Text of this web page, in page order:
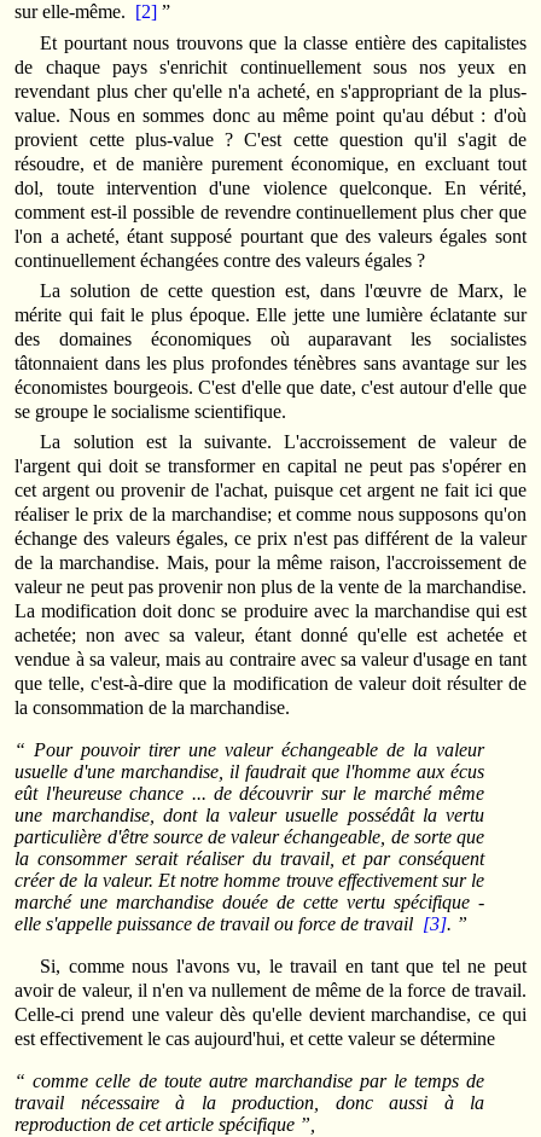
sur elle-même. [2] ”
Et pourtant nous trouvons que la classe entière des capitalistes
de chaque pays s'enrichit continuellement sous nos yeux en
revendant plus cher qu'elle n'a acheté, en s'appropriant de la plus-
value. Nous en sommes donc au même point qu'au début : d'où
provient cette plus-value ? C'est cette question qu'il s'agit de
résoudre, et de manière purement économique, en excluant tout
dol, toute intervention d'une violence quelconque. En vérité,
comment est-il possible de revendre continuellement plus cher que
l'on a acheté, étant supposé pourtant que des valeurs égales sont
continuellement échangées contre des valeurs égales ?
La solution de cette question est, dans l'œuvre de Marx, le
mérite qui fait le plus époque. Elle jette une lumière éclatante sur
des domaines économiques où auparavant les socialistes
tâtonnaient dans les plus profondes ténèbres sans avantage sur les
économistes bourgeois. C'est d'elle que date, c'est autour d'elle que
se groupe le socialisme scientifique.
La solution est la suivante. L'accroissement de valeur de
l'argent qui doit se transformer en capital ne peut pas s'opérer en
cet argent ou provenir de l'achat, puisque cet argent ne fait ici que
réaliser le prix de la marchandise; et comme nous supposons qu'on
échange des valeurs égales, ce prix n'est pas différent de la valeur
de la marchandise. Mais, pour la même raison, l'accroissement de
valeur ne peut pas provenir non plus de la vente de la marchandise.
La modification doit donc se produire avec la marchandise qui est
achetée; non avec sa valeur, étant donné qu'elle est achetée et
vendue à sa valeur, mais au contraire avec sa valeur d'usage en tant
que telle, c'est-à-dire que la modification de valeur doit résulter de
la consommation de la marchandise.
“ Pour pouvoir tirer une valeur échangeable de la valeur
usuelle d'une marchandise, il faudrait que l'homme aux écus
eût l'heureuse chance ... de découvrir sur le marché même
une marchandise, dont la valeur usuelle possédât la vertu
particulière d'être source de valeur échangeable, de sorte que
la consommer serait réaliser du travail, et par conséquent
créer de la valeur. Et notre homme trouve effectivement sur le
marché une marchandise douée de cette vertu spécifique -
elle s'appelle puissance de travail ou force de travail [3]. ”
Si, comme nous l'avons vu, le travail en tant que tel ne peut
avoir de valeur, il n'en va nullement de même de la force de travail.
Celle-ci prend une valeur dès qu'elle devient marchandise, ce qui
est effectivement le cas aujourd'hui, et cette valeur se détermine
“ comme celle de toute autre marchandise par le temps de
travail nécessaire à la production, donc aussi à la
reproduction de cet article spécifique ”,